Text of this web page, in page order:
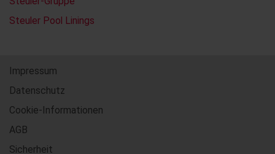
Steuler Pool Linings
Impressum
Datenschutz
Cookie-Informationen
AGB
Sicherheit